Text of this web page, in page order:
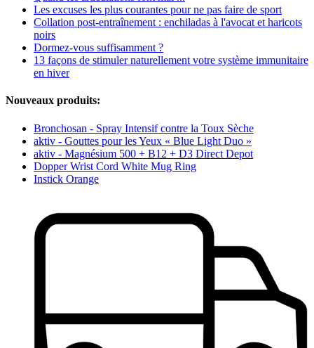
Les excuses les plus courantes pour ne pas faire de sport
Collation post-entraînement : enchiladas à l'avocat et haricots
noirs
Dormez-vous suffisamment ?
13 façons de stimuler naturellement votre système immunitaire
en hiver
Nouveaux produits:
Bronchosan - Spray Intensif contre la Toux Sèche
aktiv - Gouttes pour les Yeux « Blue Light Duo »
aktiv - Magnésium 500 + B12 + D3 Direct Depot
Dopper Wrist Cord White Mug Ring
Instick Orange